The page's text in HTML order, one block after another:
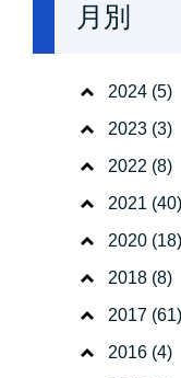
月別
2024 (5)
2023 (3)
2022 (8)
2021 (40)
2020 (18)
2018 (8)
2017 (61)
2016 (4)